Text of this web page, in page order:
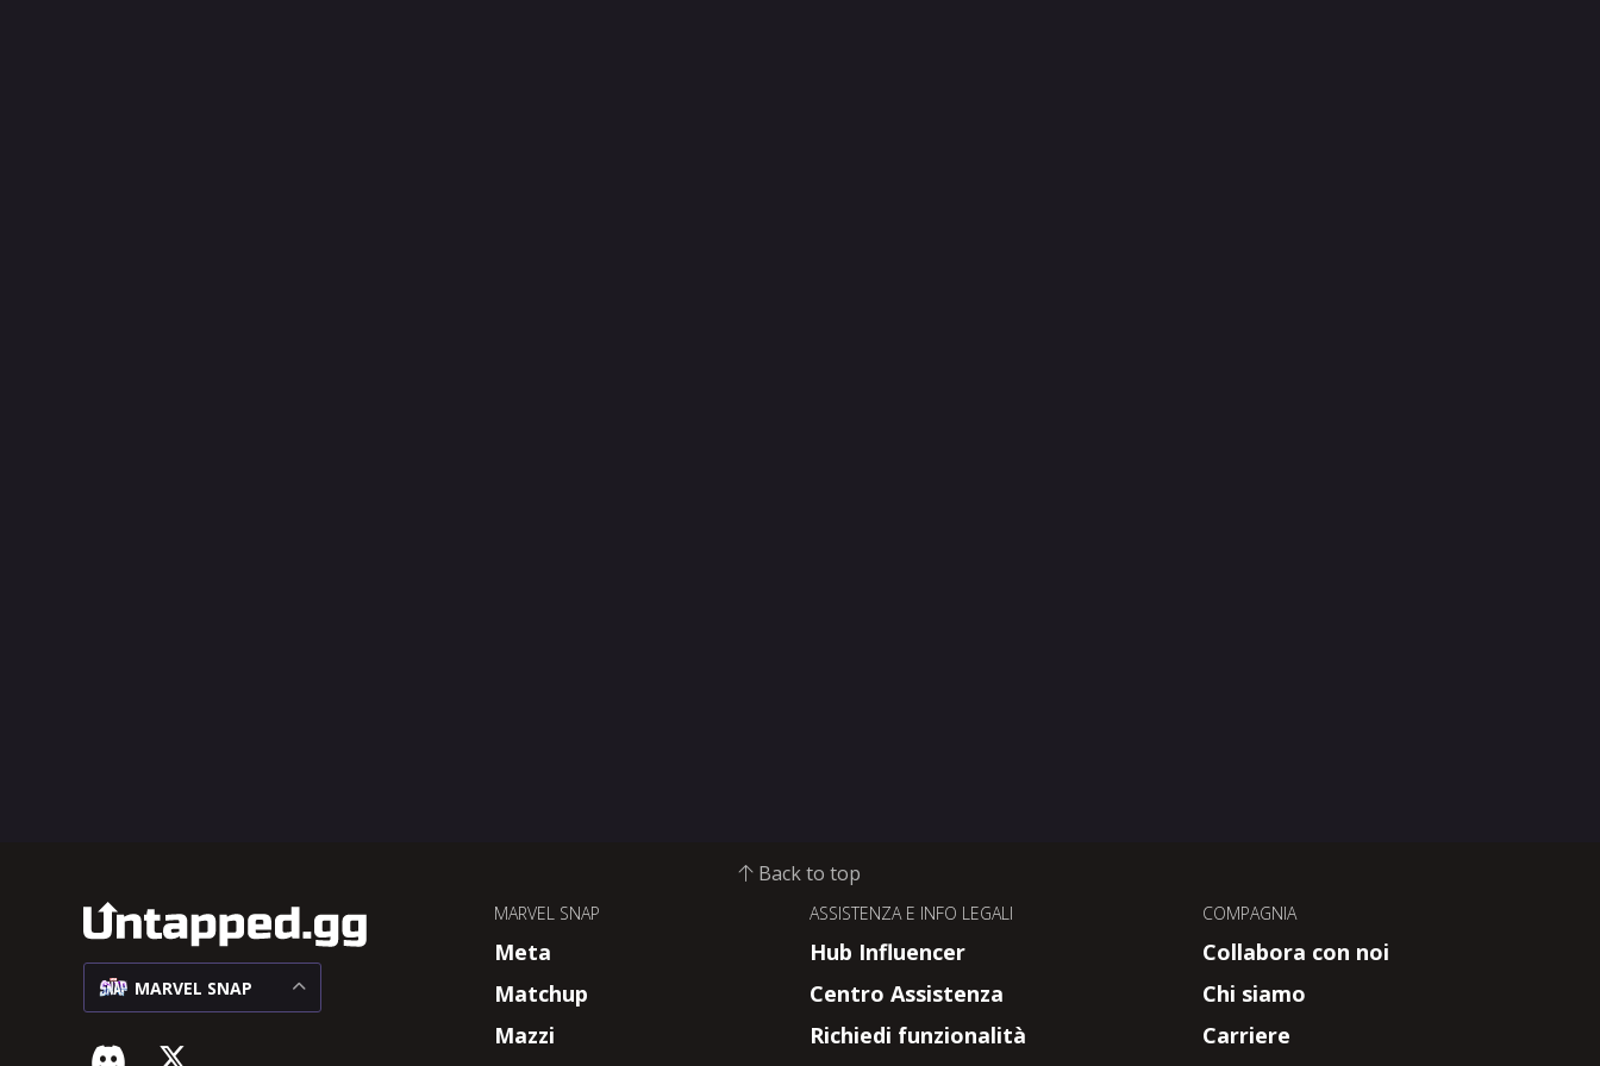
Back to top
MARVEL SNAP
MARVEL SNAP
Meta
Matchup
Mazzi
ASSISTENZA E INFO LEGALI
Hub Influencer
Centro Assistenza
Richiedi funzionalità
COMPAGNIA
Collabora con noi
Chi siamo
Carriere